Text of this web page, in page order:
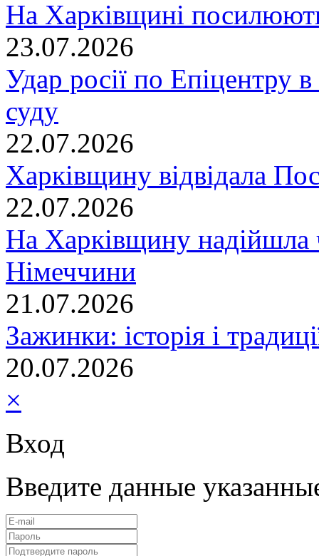
На Харківщині
23.07.2026
Удар росії по Епіцентру
суду
22.07.2026
Харківщину відвідала
22.07.2026
На Харківщину надійшла
Німеччини
21.07.2026
Зажинки: історія і
20.07.2026
×
Вход
Введите данные